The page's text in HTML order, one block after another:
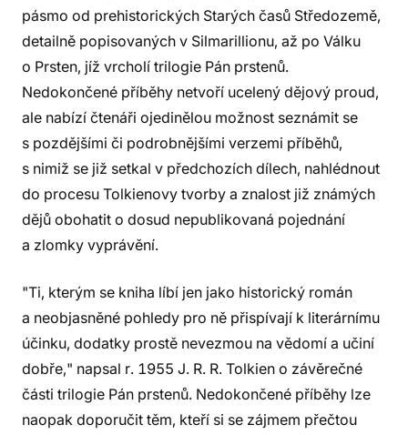
pásmo od prehistorických Starých časů Středozemě,
detailně popisovaných v Silmarillionu, až po Válku
o Prsten, jíž vrcholí trilogie Pán prstenů.
Nedokončené příběhy netvoří ucelený dějový proud,
ale nabízí čtenáři ojedinělou možnost seznámit se
s pozdějšími či podrobnějšími verzemi příběhů,
s nimiž se již setkal v předchozích dílech, nahlédnout
do procesu Tolkienovy tvorby a znalost již známých
dějů obohatit o dosud nepublikovaná pojednání
a zlomky vyprávění.
"Ti, kterým se kniha líbí jen jako historický román
a neobjasněné pohledy pro ně přispívají k literárnímu
účinku, dodatky prostě nevezmou na vědomí a učiní
dobře," napsal r. 1955 J. R. R. Tolkien o závěrečné
části trilogie Pán prstenů. Nedokončené příběhy lze
naopak doporučit těm, kteří si se zájmem přečtou